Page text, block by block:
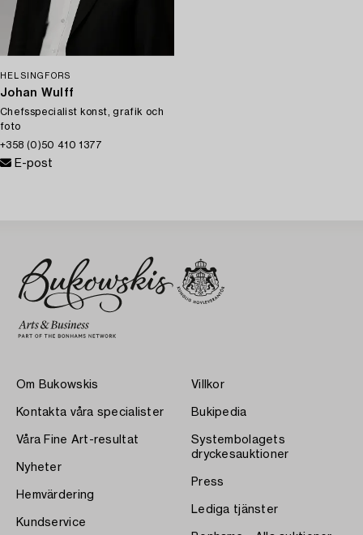
HELSINGFORS
Johan Wulff
Chefsspecialist konst, grafik och
foto
+358 (0)50 410 1377
E-post
Om Bukowskis
Kontakta våra specialister
Våra Fine Art-resultat
Nyheter
Hemvärdering
Kundservice
Villkor
Bukipedia
Systembolagets
dryckesauktioner
Press
Lediga tjänster